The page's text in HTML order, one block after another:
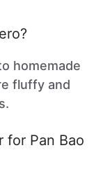
homemade
fluffy and
for Pan Bao